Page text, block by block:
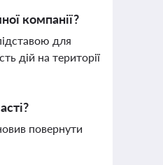
компанії?
для
дій на території
повернути